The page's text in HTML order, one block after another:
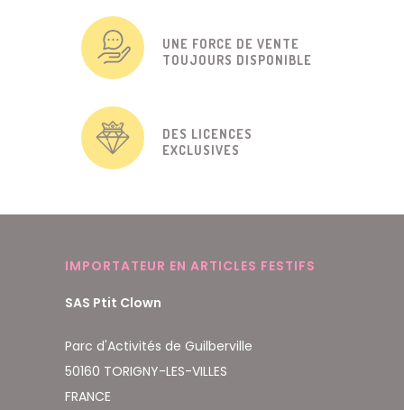
UNE FORCE DE VENTE
TOUJOURS DISPONIBLE
DES LICENCES
EXCLUSIVES
IMPORTATEUR EN ARTICLES FESTIFS
SAS Ptit Clown
Parc d'Activités de Guilberville
50160 TORIGNY-LES-VILLES
FRANCE